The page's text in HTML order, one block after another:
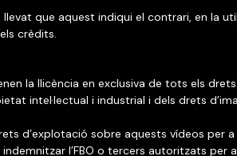
llevat que aquest indiqui el contrari, en
crèdits.
la llicència en exclusiva de tots els drets
intel·lectual i industrial i dels drets
d’explotació sobre aquests vídeos per
l’FBO o tercers autoritzats